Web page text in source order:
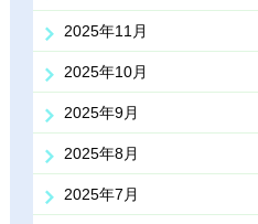
2025年11月
2025年10月
2025年9月
2025年8月
2025年7月